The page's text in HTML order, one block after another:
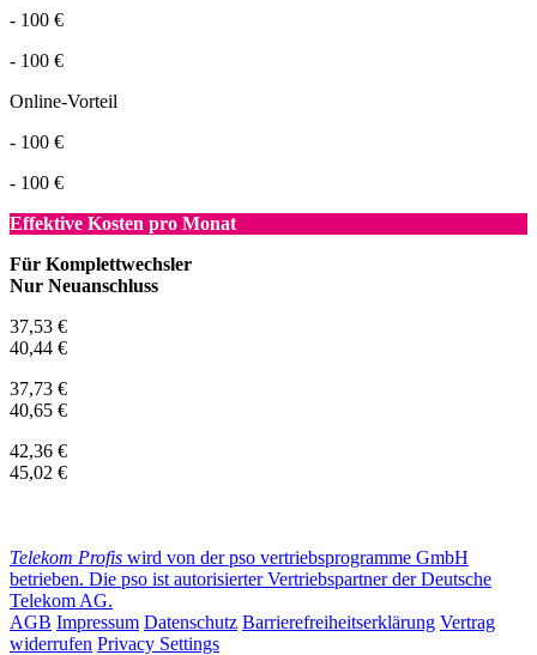
- 100 €
- 100 €
Online-Vorteil
- 100 €
- 100 €
Effektive Kosten pro Monat
Für Komplettwechsler
Nur Neuanschluss
37,53 €
40,44 €
37,73 €
40,65 €
42,36 €
45,02 €
Telekom Profis wird von der pso vertriebsprogramme GmbH
betrieben. Die pso ist autorisierter Vertriebspartner der Deutsche
Telekom AG.
AGB Impressum Datenschutz Barrierefreiheitserklärung Vertrag
widerrufen Privacy Settings